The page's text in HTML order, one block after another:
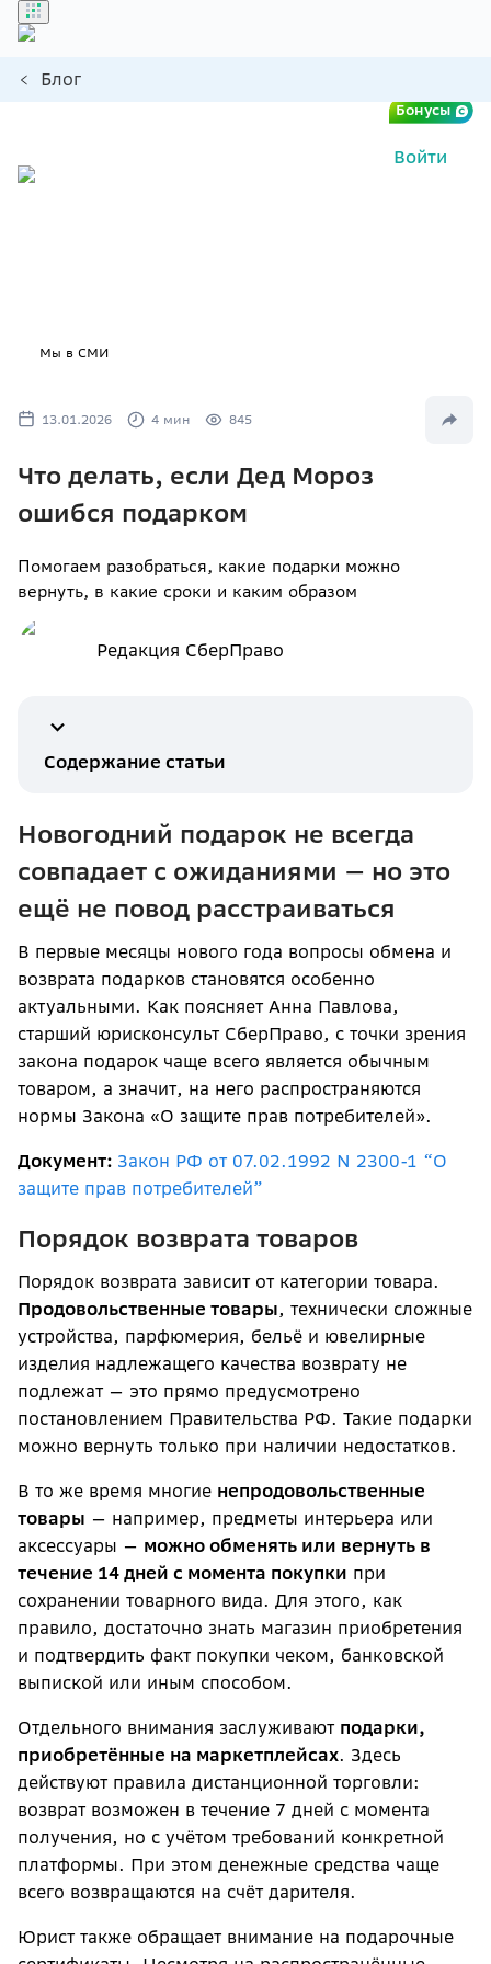
Бонусы
Войти
Блог
Мы в СМИ
13.01.2026 4 мин 845
Что делать, если Дед Мороз
ошибся подарком
Помогаем разобраться, какие подарки можно
вернуть, в какие сроки и каким образом
Редакция СберПраво
Содержание статьи
Новогодний подарок не всегда
совпадает с ожиданиями — но это
ещё не повод расстраиваться
В первые месяцы нового года вопросы обмена и
возврата подарков становятся особенно
актуальными. Как поясняет Анна Павлова,
старший юрисконсульт СберПраво, с точки зрения
закона подарок чаще всего является обычным
товаром, а значит, на него распространяются
нормы Закона «О защите прав потребителей».
Документ: Закон РФ от 07.02.1992 N 2300-1 “О
защите прав потребителей”
Порядок возврата товаров
Порядок возврата зависит от категории товара.
Продовольственные товары, технически сложные
устройства, парфюмерия, бельё и ювелирные
изделия надлежащего качества возврату не
подлежат — это прямо предусмотрено
постановлением Правительства РФ. Такие подарки
можно вернуть только при наличии недостатков.
В то же время многие непродовольственные
товары — например, предметы интерьера или
аксессуары — можно обменять или вернуть в
течение 14 дней с момента покупки при
сохранении товарного вида. Для этого, как
правило, достаточно знать магазин приобретения
и подтвердить факт покупки чеком, банковской
выпиской или иным способом.
Отдельного внимания заслуживают подарки,
приобретённые на маркетплейсах. Здесь
действуют правила дистанционной торговли:
возврат возможен в течение 7 дней с момента
получения, но с учётом требований конкретной
платформы. При этом денежные средства чаще
всего возвращаются на счёт дарителя.
Юрист также обращает внимание на подарочные